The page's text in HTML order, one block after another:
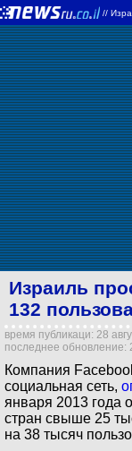
//
Израиль
132
время публикаци: 28
последнее обновление:
Компания
социальная сеть,
января 2013 года
стран свыше 25
на 38 тысяч